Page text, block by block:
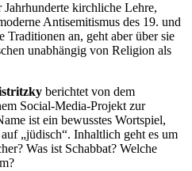
kirchliche Lehre,
Antisemitismus des 19. und
Traditionen an, geht aber über sie
unabhängig von Religion als
berichtet von dem
Social-Media-Projekt zur
ist ein bewusstes Wortspiel,
„jüdisch“. Inhaltlich geht es um
Was ist Schabbat? Welche